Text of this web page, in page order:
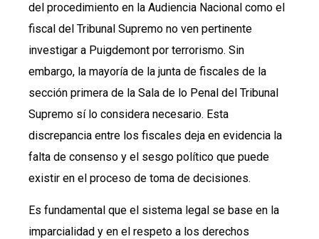
del procedimiento en la Audiencia Nacional como el
fiscal del Tribunal Supremo no ven pertinente
investigar a Puigdemont por terrorismo. Sin
embargo, la mayoría de la junta de fiscales de la
sección primera de la Sala de lo Penal del Tribunal
Supremo sí lo considera necesario. Esta
discrepancia entre los fiscales deja en evidencia la
falta de consenso y el sesgo político que puede
existir en el proceso de toma de decisiones.
Es fundamental que el sistema legal se base en la
imparcialidad y en el respeto a los derechos